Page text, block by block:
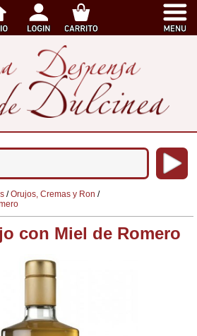
/Orujos, Cremas y Ron /
con Miel de Romero